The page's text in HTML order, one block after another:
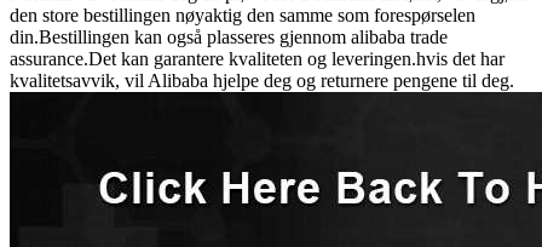
den store bestillingen nøyaktig den samme som forespørselen
din.Bestillingen kan også plasseres gjennom alibaba trade
assurance.Det kan garantere kvaliteten og leveringen.hvis det har
kvalitetsavvik, vil Alibaba hjelpe deg og returnere pengene til deg.